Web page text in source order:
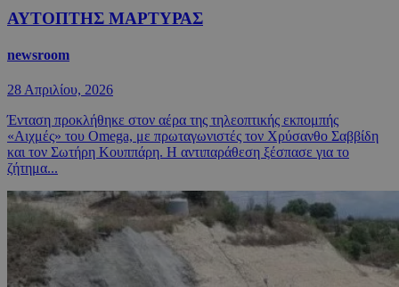
ΑΥΤΟΠΤΗΣ ΜΑΡΤΥΡΑΣ
newsroom
28 Απριλίου, 2026
Ένταση προκλήθηκε στον αέρα της τηλεοπτικής εκπομπής
«Αιχμές» του Omega, με πρωταγωνιστές τον Χρύσανθο Σαββίδη
και τον Σωτήρη Κουππάρη. Η αντιπαράθεση ξέσπασε για το
ζήτημα...